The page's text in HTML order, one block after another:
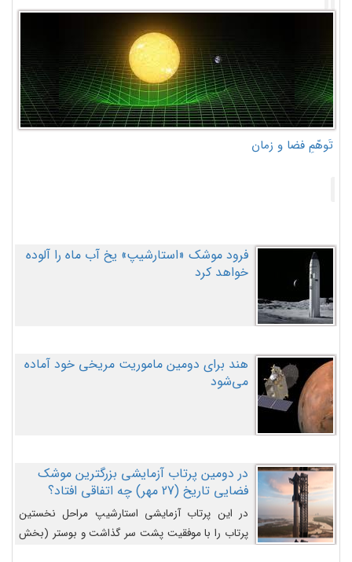
تَوهّمِ فضا و زمان
فرود موشک «استارشیپ» یخ آب ماه را آلوده
خواهد کرد
هند برای دومین ماموریت مریخی خود آماده
می‌شود
در دومین پرتاب آزمایشی بزرگترین موشک
فضایی تاریخ (27 مهر‌) چه اتفاقی افتاد؟
در این پرتاب آزمایشی استارشیپ مراحل نخستین
پرتاب را با موفقیت پشت سر گذاشت و بوستر (بخش